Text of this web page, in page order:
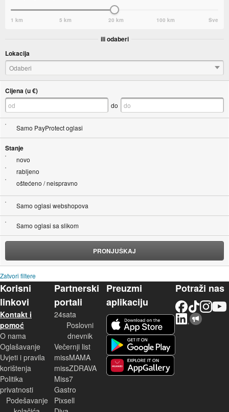
1 km 5 km 20 km 100 km Sve
ili odaberi
Lokacija
Odaberi
Cijena (u €)
do
Samo PayProtect oglasi
Stanje
novo
rabljeno
oštećeno / neispravno
Samo oglasi webshopova
Samo oglasi sa slikom
PRONJUŠKAJ
Zatvori filtere
Korisni
linkovi
Kontakt i
pomoć
O nama
Oglašavanje
Uvjeti i pravila
korištenja
Politika
privatnosti
Podešavanje
Partnerski
portali
24sata
Poslovni
dnevnik
Večernji list
missMAMA
missZDRAVA
Miss7
Gastro
Pixsell
Preuzmi
aplikaciju
Potraži nas